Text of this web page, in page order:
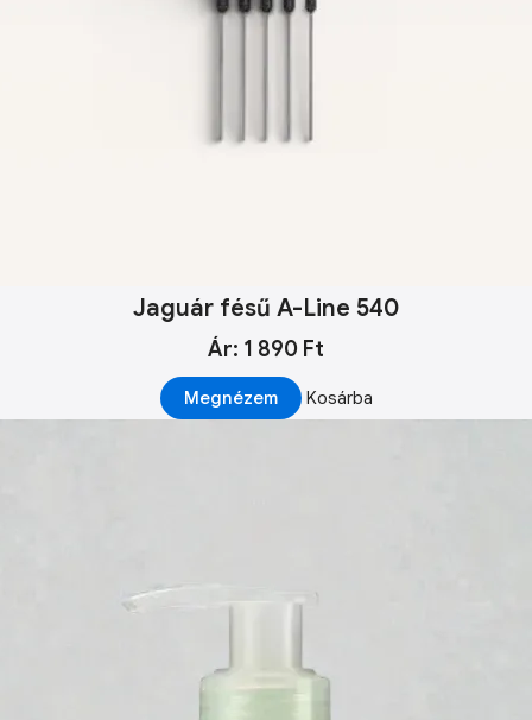
Jaguár fésű A-Line 540
Ár: 1 890 Ft
Megnézem Kosárba